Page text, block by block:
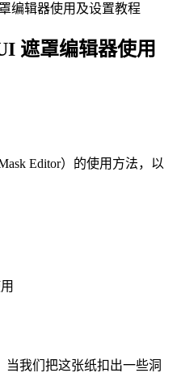
编辑器使用及设置教程
遮罩编辑器使用
Editor）的使用方法，以
我们把这张纸扣出一些洞